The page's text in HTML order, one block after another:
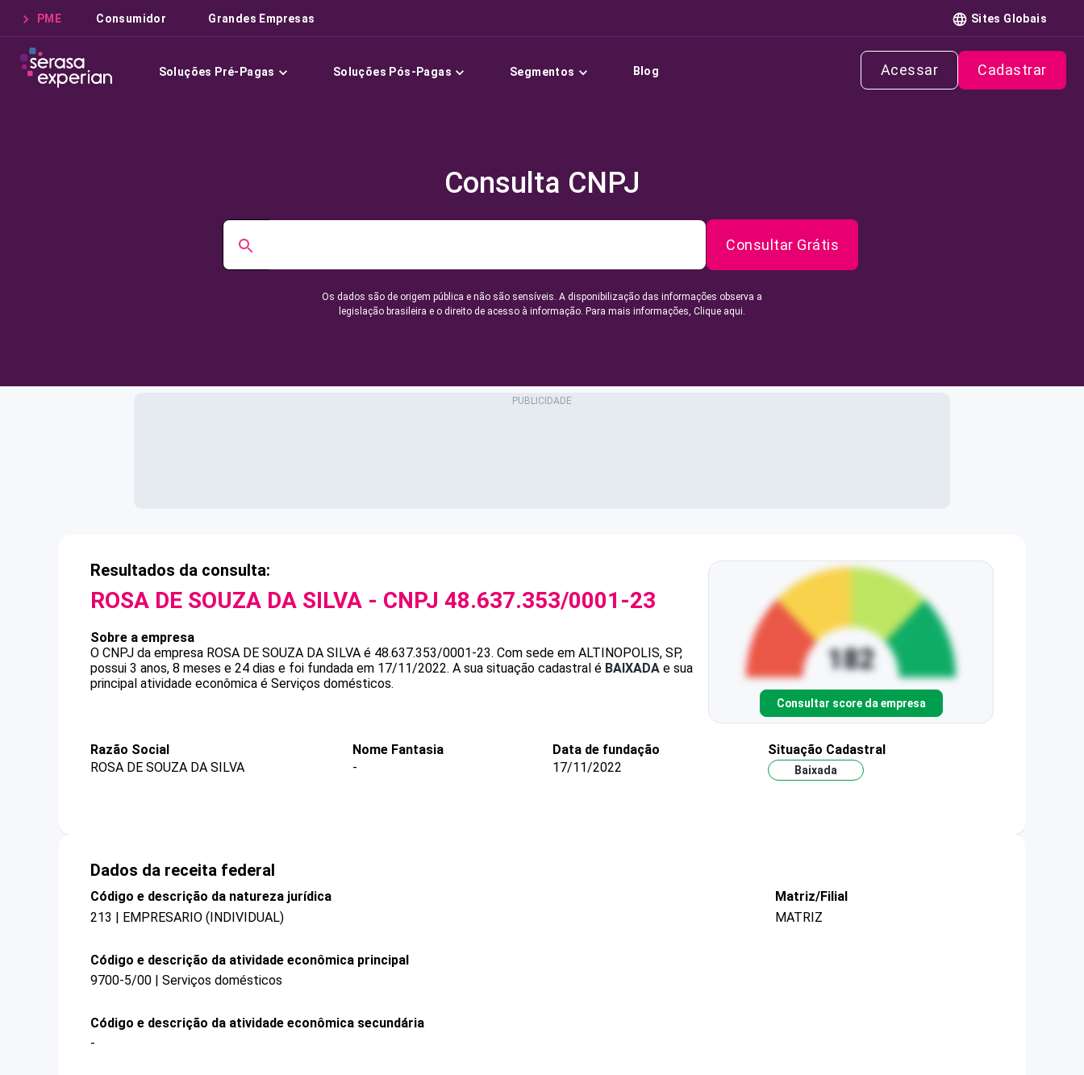
PME Consumidor Grandes Empresas Sites Globais
Soluções Pré-Pagas Soluções Pós-Pagas Segmentos Blog Acessar Cadastrar
Consulta CNPJ
Consultar Grátis
Os dados são de origem pública e não são sensíveis. A disponibilização das informações observa a
legislação brasileira e o direito de acesso à informação. Para mais informações, Clique aqui.
Resultados da consulta:
ROSA DE SOUZA DA SILVA - CNPJ 48.637.353/0001-23
Sobre a empresa
O CNPJ da empresa ROSA DE SOUZA DA SILVA é 48.637.353/0001-23. Com sede em ALTINOPOLIS, SP,
possui 3 anos, 8 meses e 24 dias e foi fundada em 17/11/2022. A sua situação cadastral é BAIXADA e sua
principal atividade econômica é Serviços domésticos.
Consultar score da empresa
Razão Social
ROSA DE SOUZA DA SILVA
Nome Fantasia
-
Data de fundação
17/11/2022
Situação Cadastral
Baixada
Dados da receita federal
Código e descrição da natureza jurídica
213 | EMPRESARIO (INDIVIDUAL)
Matriz/Filial
MATRIZ
Código e descrição da atividade econômica principal
9700-5/00 | Serviços domésticos
Código e descrição da atividade econômica secundária
-